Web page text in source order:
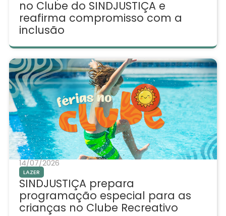
no Clube do SINDJUSTIÇA e
reafirma compromisso com a
inclusão
14/07/2026
LAZER
SINDJUSTIÇA prepara
programação especial para as
crianças no Clube Recreativo